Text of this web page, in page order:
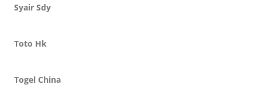
Syair Sdy
Toto Hk
Togel China